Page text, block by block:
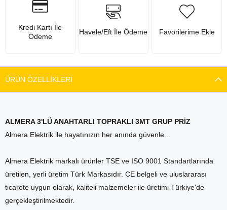
Kredi Kartı İle
Ödeme
Havele/Eft İle Ödeme Favorilerime Ekle
ÜRÜN ÖZELLIKLERI
ALMERA 3'LÜ ANAHTARLI TOPRAKLI 3MT GRUP PRİZ
Almera Elektrik ile hayatınızın her anında güvenle...
Almera Elektrik markalı ürünler TSE ve ISO 9001 Standartlarında
üretilen, yerli üretim Türk Markasıdır. CE belgeli ve uluslararası
ticarete uygun olarak, kaliteli malzemeler ile üretimi Türkiye'de
gerçekleştirilmektedir.